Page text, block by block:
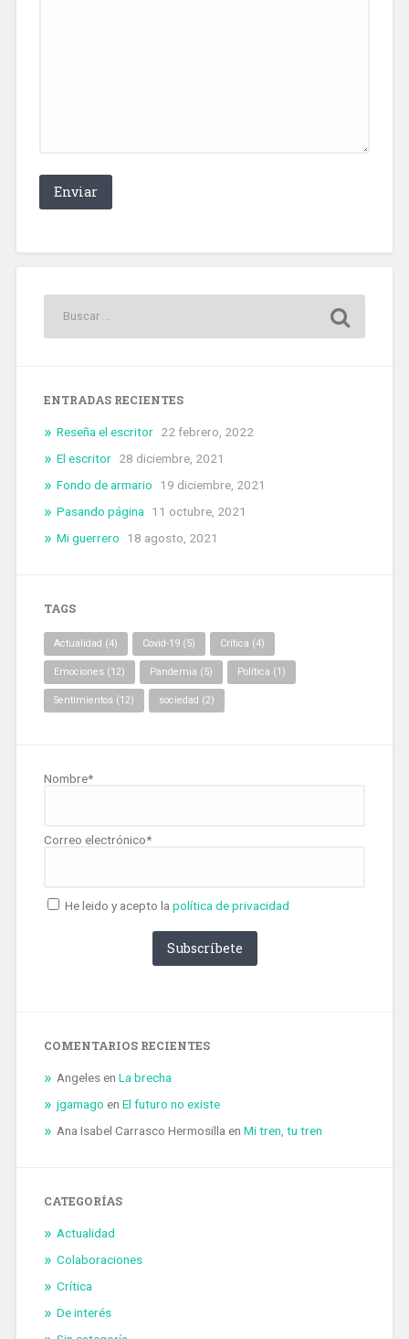
ENTRADAS RECIENTES
Reseña el escritor 22 febrero, 2022
El escritor 28 diciembre, 2021
Fondo de armario
19 diciembre, 2021
Pasando página
11 octubre, 2021
Mi guerrero
18 agosto, 2021
TAGS
Actualidad (4) Covid-19(5) Crítica (4)
Emociones(12) Pandemia (5) Política (1)
Sentimientos(12) sociedad (2)
Nombre*
Correo electrónico*
He leido y acepto la política de privacidad
COMENTARIOS RECIENTES
Angelesen La brecha
jgamago en El futuro no existe
Ana Isabel Carrasco Hermosilla en Mi tren, tu tren
CATEGORÍAS
Actualidad
Colaboraciones
Crítica
De interés